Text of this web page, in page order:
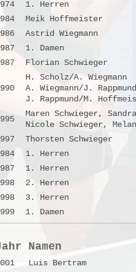
1. Herren
Meik Hoffmeister
Astrid Wiegmann
1. Damen
Florian Schwieger
H. Scholz/A. Wiegmann
A. Wiegmann/J. Rappmund
J. Rappmund/M.
Maren Schwieger,
Nicole Schwieger,
Thorsten Schwieger
1. Herren
1. Herren
2. Herren
3. Herren
1. Damen
Namen
Luis Bertram